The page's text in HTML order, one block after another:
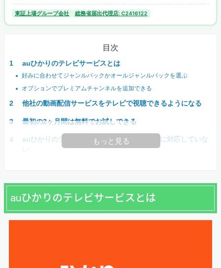
東証上場グループ会社 総務省届出代理店: C2416122
目次
auひかりのテレビサービスとは
好みに合わせてジャンルパックかオールジャンルパックを選ぶ
オプションでプレミアムチャンネルを追加できる
他社の動画配信サービスをテレビで視聴できるようになる
最初の2ヶ月間は無料でお試しできる
auひかりのテレビサービスは地デジ･BS･CSに対応していな
い
もっと見る
auひかりのテレビサービスとは